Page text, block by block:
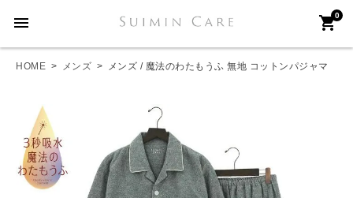
menu 0
shopping_cart
HOME メンズ メンズ / 魔法のわたもうふ 無地 コットンパジャマ